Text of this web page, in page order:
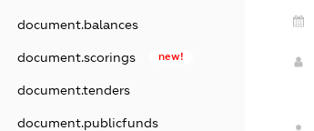
document.balances
document.scorings new!
document.tenders
document.publicfunds